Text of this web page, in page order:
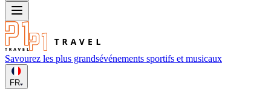
Savourez les plus grandsévénements sportifs et musicaux
FR